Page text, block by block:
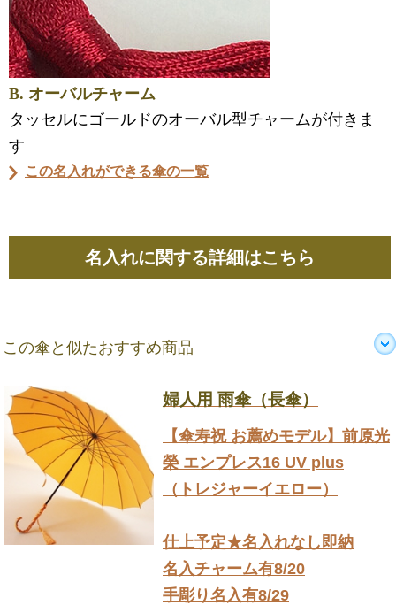
B. オーバルチャーム
タッセルにゴールドのオーバル型チャームが付きま
す
この名入れができる傘の一覧
名入れに関する詳細はこちら
この傘と似たおすすめ商品
婦人用 雨傘（長傘）
【傘寿祝 お薦めモデル】前原光
榮 エンプレス16 UV plus
（トレジャーイエロー）
仕上予定★名入れなし即納
名入チャーム有8/20
手彫り名入有8/29